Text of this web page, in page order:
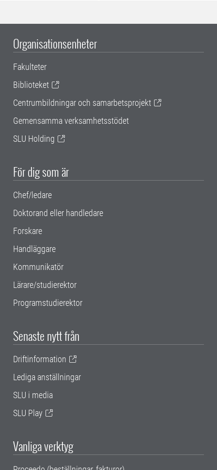
Organisationsenheter
Fakulteter
Biblioteket
Centrumbildningar och samarbetsprojekt
Gemensamma verksamhetsstödet
SLU Holding
För dig som är
Chef/ledare
Doktorand eller handledare
Forskare
Handläggare
Kommunikatör
Lärare/studierektor
Programstudierektor
Senaste nytt från
Driftinformation
Lediga anställningar
SLU i media
SLU Play
Vanliga verktyg